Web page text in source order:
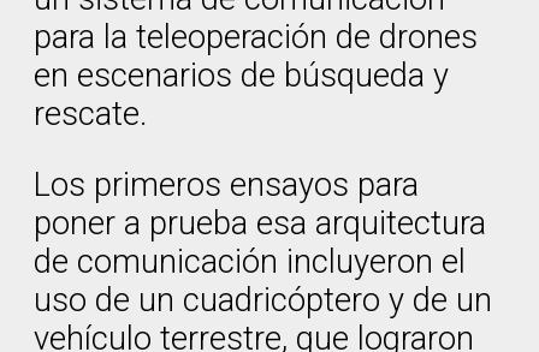
para la teleoperación de drones
en escenarios de búsqueda y
rescate.
Los primeros ensayos para
poner a prueba esa arquitectura
de comunicación incluyeron el
uso de un cuadricóptero y de un
vehículo terrestre, que lograron